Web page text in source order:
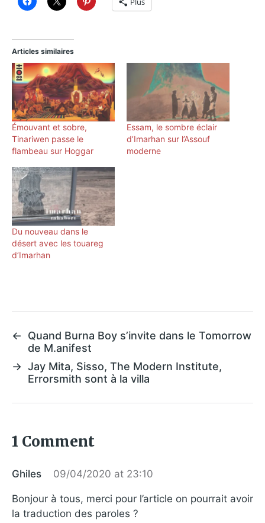
Articles similaires
Émouvant et sobre,
Tinariwen passe le
flambeau sur Hoggar
Essam, le sombre éclair
d’Imarhan sur l’Assouf
moderne
Du nouveau dans le
désert avec les touareg
d’Imarhan
←
Quand Burna Boy s’invite dans le Tomorrow
de M.anifest
→ Jay Mita, Sisso, The Modern Institute,
Errorsmith sont à la villa
1 Comment
Ghiles 09/04/2020 at 23:10
Bonjour à tous, merci pour l’article on pourrait avoir
la traduction des paroles ?